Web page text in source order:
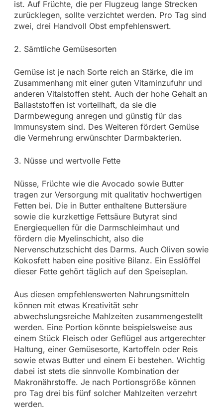
ist. Auf Früchte, die per Flugzeug lange Strecken
zurücklegen, sollte verzichtet werden. Pro Tag sind
zwei, drei Handvoll Obst empfehlenswert.
2. Sämtliche Gemüsesorten
Gemüse ist je nach Sorte reich an Stärke, die im
Zusammenhang mit einer guten Vitaminzufuhr und
anderen Vitalstoffen steht. Auch der hohe Gehalt an
Ballaststoffen ist vorteilhaft, da sie die
Darmbewegung anregen und günstig für das
Immunsystem sind. Des Weiteren fördert Gemüse
die Vermehrung erwünschter Darmbakterien.
3. Nüsse und wertvolle Fette
Nüsse, Früchte wie die Avocado sowie Butter
tragen zur Versorgung mit qualitativ hochwertigen
Fetten bei. Die in Butter enthaltene Buttersäure
sowie die kurzkettige Fettsäure Butyrat sind
Energiequellen für die Darmschleimhaut und
fördern die Myelinschicht, also die
Nervenschutzschicht des Darms. Auch Oliven sowie
Kokosfett haben eine positive Bilanz. Ein Esslöffel
dieser Fette gehört täglich auf den Speiseplan.
Aus diesen empfehlenswerten Nahrungsmitteln
können mit etwas Kreativität sehr
abwechslungsreiche Mahlzeiten zusammengestellt
werden. Eine Portion könnte beispielsweise aus
einem Stück Fleisch oder Geflügel aus artgerechter
Haltung, einer Gemüsesorte, Kartoffeln oder Reis
sowie etwas Butter und einem Ei bestehen. Wichtig
dabei ist stets die sinnvolle Kombination der
Makronährstoffe. Je nach Portionsgröße können
pro Tag drei bis fünf solcher Mahlzeiten verzehrt
werden.